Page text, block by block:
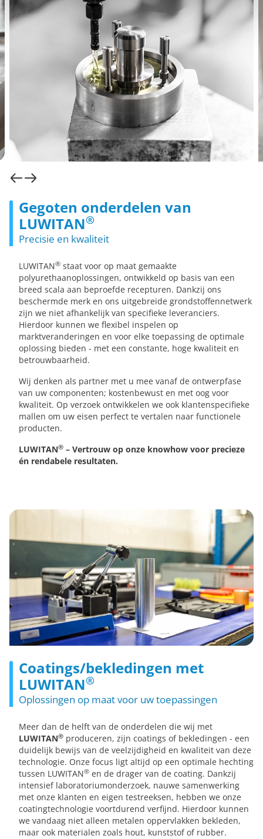
Gegoten onderdelen van
LUWITAN®
Precisie en kwaliteit
LUWITAN® staat voor op maat gemaakte
polyurethaanoplossingen, ontwikkeld op basis van een
breed scala aan beproefde recepturen. Dankzij ons
beschermde merk en ons uitgebreide grondstoffennetwerk
zijn we niet afhankelijk van specifieke leveranciers.
Hierdoor kunnen we flexibel inspelen op
marktveranderingen en voor elke toepassing de optimale
oplossing bieden - met een constante, hoge kwaliteit en
betrouwbaarheid.
Wij denken als partner met u mee vanaf de ontwerpfase
van uw componenten; kostenbewust en met oog voor
kwaliteit. Op verzoek ontwikkelen we ook klantenspecifieke
mallen om uw eisen perfect te vertalen naar functionele
producten.
LUWITAN® – Vertrouw op onze knowhow voor precieze
én rendabele resultaten.
Coatings/bekledingen met
LUWITAN®
Oplossingen op maat voor uw toepassingen
Meer dan de helft van de onderdelen die wij met
LUWITAN® produceren, zijn coatings of bekledingen - een
duidelijk bewijs van de veelzijdigheid en kwaliteit van deze
technologie. Onze focus ligt altijd op een optimale hechting
tussen LUWITAN® en de drager van de coating. Dankzij
intensief laboratoriumonderzoek, nauwe samenwerking
met onze klanten en eigen testreeksen, hebben we onze
coatingtechnologie voortdurend verfijnd. Hierdoor kunnen
we vandaag niet alleen metalen oppervlakken bekleden,
maar ook materialen zoals hout, kunststof of rubber.